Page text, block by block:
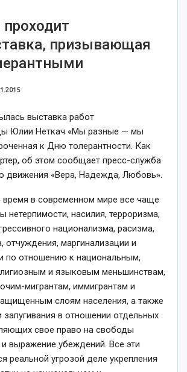
призывающая
выставка работ
Юлии Неткач «Мы разные — мы
к Дню толерантности. Как
об этом сообщает пресс-служба
движения «Вера, Надежда, Любовь».
в современном мире все чаще
нетерпимости, насилия, терроризма,
национализма, расизма,
отчуждения, маргинализации и
по отношению к национальным,
и языковым меньшинствам,
мигрантам, иммигрантам и
слоям населения, а также
запугивания в отношении отдельных
свое право на свободы
выражение убеждений. Все эти
реальной угрозой деле укрепления